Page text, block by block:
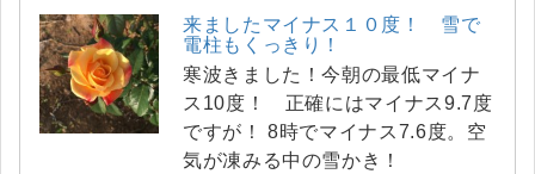
来ましたマイナス１０度！ 雪で
電柱もくっきり！
寒波きました！今朝の最低マイナ
ス10度！ 正確にはマイナス9.7度
ですが！ 8時でマイナス7.6度。空
気が凍みる中の雪かき！